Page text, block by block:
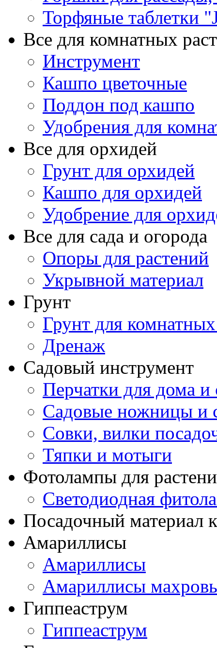
Торфяные таблетки
Все для комнатных
Инструмент
Кашпо цветочные
Поддон под кашпо
Удобрения для
Все для орхидей
Грунт для орхидей
Кашпо для орхидей
Удобрение для
Все для сада и огорода
Опоры для растений
Укрывной материал
Грунт
Грунт для
Дренаж
Садовый инструмент
Перчатки для дома и
Садовые ножницы и
Совки, вилки
Тяпки и мотыги
Фотолампы для
Светодиодная
Посадочный материал
Амариллисы
Амариллисы
Амариллисы
Гиппеаструм
Гиппеаструм